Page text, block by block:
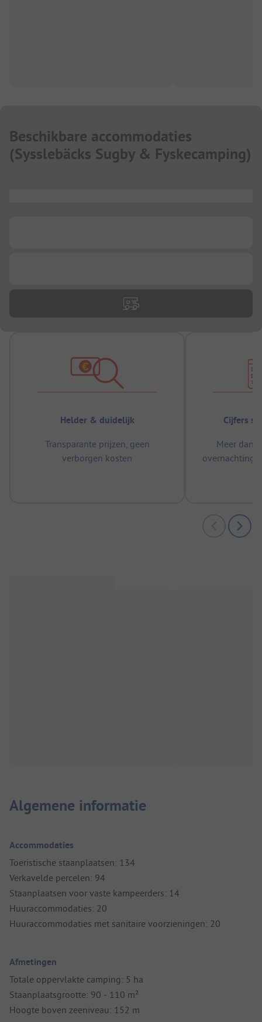
Beschikbare accommodaties
(Sysslebäcks Sugby & Fyskecamping)
Helder & duidelijk
Transparante prijzen, geen
verborgen kosten
Cijfers
Meer dan
Algemene informatie
Accommodaties
Toeristische staanplaatsen: 134
Verkavelde percelen: 94
Staanplaatsen voor vaste kampeerders: 14
Huuraccommodaties: 20
Huuraccommodaties met sanitaire voorzieningen: 20
Afmetingen
Totale oppervlakte camping: 5 ha
Staanplaatsgrootte: 90 - 110 m²
Hoogte boven zeeniveau: 152 m